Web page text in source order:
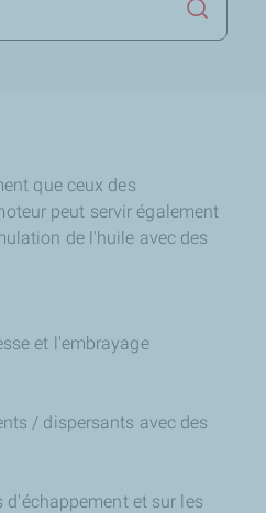
Lancer
que ceux des
peut servir également
de l'huile avec des
et l'embrayage
/ dispersants avec des
et sur les